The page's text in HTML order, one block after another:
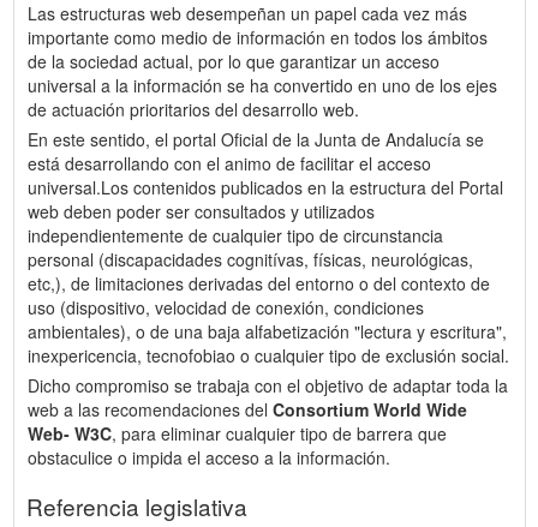
Las estructuras web desempeñan un papel cada vez más
importante como medio de información en todos los ámbitos
de la sociedad actual, por lo que garantizar un acceso
universal a la información se ha convertido en uno de los ejes
de actuación prioritarios del desarrollo web.
En este sentido, el portal Oficial de la Junta de Andalucía se
está desarrollando con el animo de facilitar el acceso
universal.Los contenidos publicados en la estructura del Portal
web deben poder ser consultados y utilizados
independientemente de cualquier tipo de circunstancia
personal (discapacidades cognitívas, físicas, neurológicas,
etc,), de limitaciones derivadas del entorno o del contexto de
uso (dispositivo, velocidad de conexión, condiciones
ambientales), o de una baja alfabetización "lectura y escritura",
inexpericencia, tecnofobiao o cualquier tipo de exclusión social.
Dicho compromiso se trabaja con el objetivo de adaptar toda la
web a las recomendaciones del Consortium World Wide
Web- W3C, para eliminar cualquier tipo de barrera que
obstaculice o impida el acceso a la información.
Referencia legislativa